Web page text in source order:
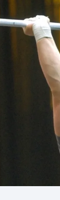
Dostihy
Florbal
Futsal